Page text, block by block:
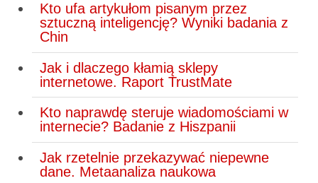
Kto ufa artykułom pisanym przez
sztuczną inteligencję? Wyniki badania z
Chin
Jak i dlaczego kłamią sklepy
internetowe. Raport TrustMate
Kto naprawdę steruje wiadomościami w
internecie? Badanie z Hiszpanii
Jak rzetelnie przekazywać niepewne
dane. Metaanaliza naukowa